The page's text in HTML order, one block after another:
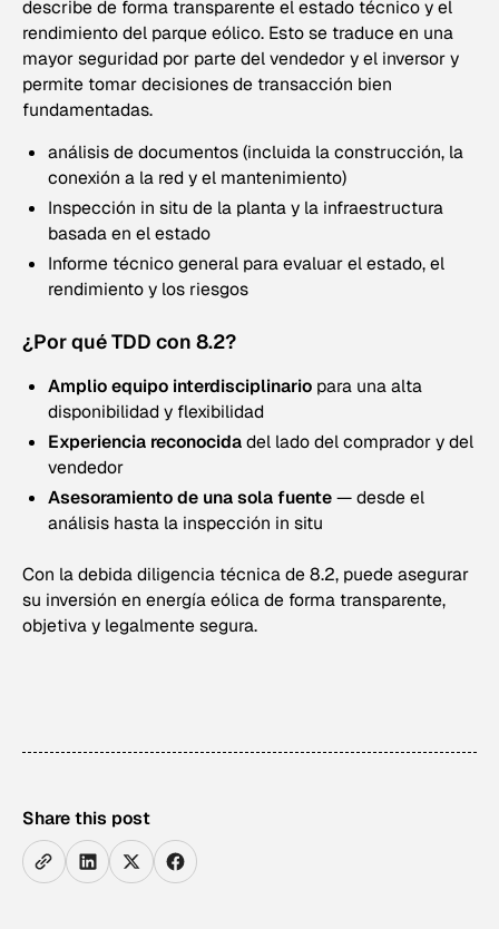
describe de forma transparente el estado técnico y el
rendimiento del parque eólico. Esto se traduce en una
mayor seguridad por parte del vendedor y el inversor y
permite tomar decisiones de transacción bien
fundamentadas.
análisis de documentos (incluida la construcción, la
conexión a la red y el mantenimiento)
Inspección in situ de la planta y la infraestructura
basada en el estado
Informe técnico general para evaluar el estado, el
rendimiento y los riesgos
¿Por qué TDD con 8.2?
Amplio equipo interdisciplinario para una alta
disponibilidad y flexibilidad
Experiencia reconocidadel lado del comprador y del
vendedor
Asesoramiento de una sola fuente— desde el
análisis hasta la inspección in situ
Con la debida diligencia técnica de 8.2, puede asegurar
su inversión en energía eólica de forma transparente,
objetiva y legalmente segura.
Share this post